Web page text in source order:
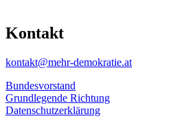
Kontakt
kontakt@mehr-demokratie.at
Bundesvorstand
Grundlegende Richtung
Datenschutzerklärung